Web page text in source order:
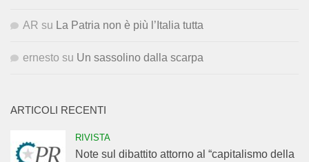
AR su La Patria non è più l’Italia tutta
ernesto su Un sassolino dalla scarpa
ARTICOLI RECENTI
RIVISTA
Note sul dibattito attorno al “capitalismo della